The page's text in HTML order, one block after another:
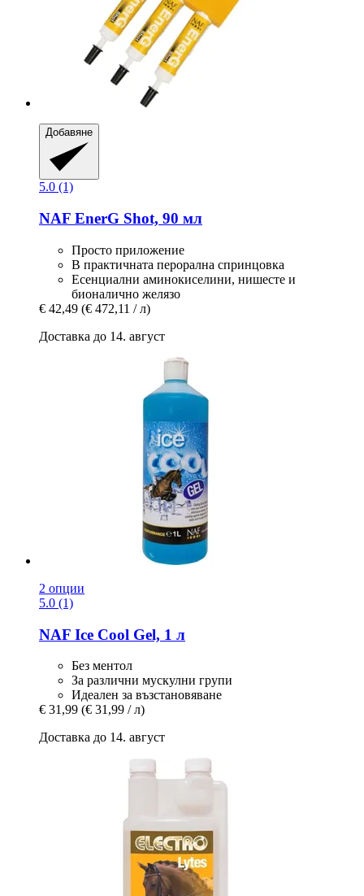
Добавяне
5.0 (1)
NAF EnerG Shot, 90 мл
Просто приложение
В практичната перорална спринцовка
Есенциални аминокиселини, нишесте и
бионалично желязо
€ 42,49 (€ 472,11 / л)
Доставка до 14. август
2 опции
5.0 (1)
NAF Ice Cool Gel, 1 л
Без ментол
За различни мускулни групи
Идеален за възстановяване
€ 31,99 (€ 31,99 / л)
Доставка до 14. август